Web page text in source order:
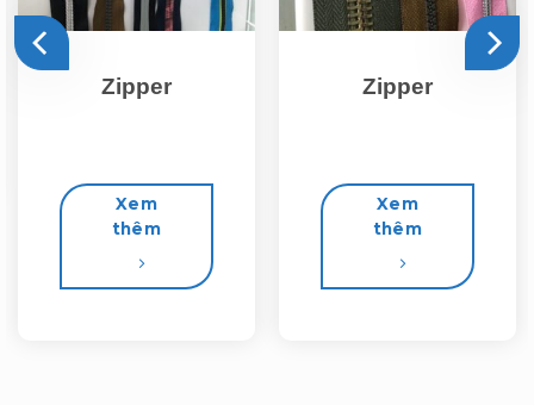
Zipper
Xem
thêm
Zipper
Xem
thêm